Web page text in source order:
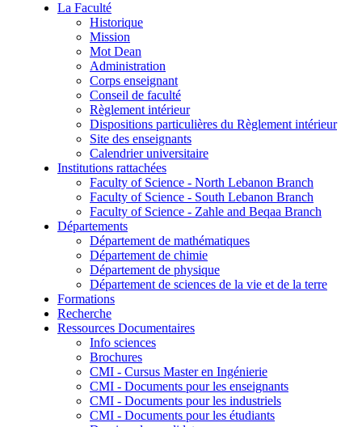
La Faculté
Historique
Mission
Mot Dean
Administration
Corps enseignant
Conseil de faculté
Règlement intérieur
Dispositions particulières du Règlement intérieur
Site des enseignants
Calendrier universitaire
Institutions rattachées
Faculty of Science - North Lebanon Branch
Faculty of Science - South Lebanon Branch
Faculty of Science - Zahle and Beqaa Branch
Départements
Département de mathématiques
Département de chimie
Département de physique
Département de sciences de la vie et de la terre
Formations
Recherche
Ressources Documentaires
Info sciences
Brochures
CMI - Cursus Master en Ingénierie
CMI - Documents pour les enseignants
CMI - Documents pour les industriels
CMI - Documents pour les étudiants